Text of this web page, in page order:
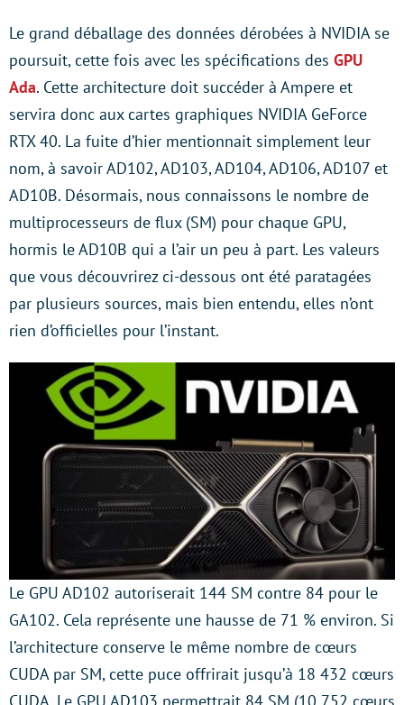
Le grand déballage des données dérobées à NVIDIA se
poursuit, cette fois avec les spécifications des GPU
Ada. Cette architecture doit succéder à Ampere et
servira donc aux cartes graphiques NVIDIA GeForce
RTX 40. La fuite d’hier mentionnait simplement leur
nom, à savoir AD102, AD103, AD104, AD106, AD107 et
AD10B. Désormais, nous connaissons le nombre de
multiprocesseurs de flux (SM) pour chaque GPU,
hormis le AD10B qui a l’air un peu à part. Les valeurs
que vous découvrirez ci-dessous ont été paratagées
par plusieurs sources, mais bien entendu, elles n’ont
rien d’officielles pour l’instant.
Le GPU AD102 autoriserait 144 SM contre 84 pour le
GA102. Cela représente une hausse de 71 % environ. Si
l’architecture conserve le même nombre de cœurs
CUDA par SM, cette puce offrirait jusqu’à 18 432 cœurs